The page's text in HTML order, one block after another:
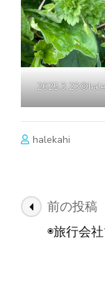
halekahi
投 前の投稿
◉旅行会